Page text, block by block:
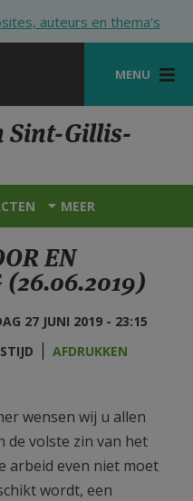
auteurs en thema's
MENU
Sint-Gillis-
MEER
EN
(26.06.2019)
27 JUNI 2019 - 23:15
AFDRUKKEN
wensen wij u allen
de volste zin van het
arbeid even niet moet
wordt, een